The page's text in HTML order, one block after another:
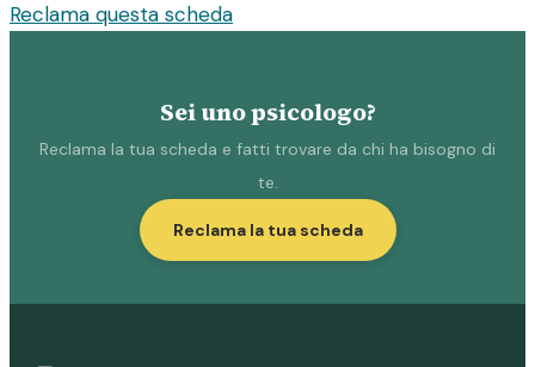
Reclama questa scheda
Sei uno psicologo?
Reclama la tua scheda e fatti trovare da chi ha bisogno di
te.
Reclama la tua scheda